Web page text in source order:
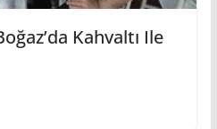
Kahvaltı Ile